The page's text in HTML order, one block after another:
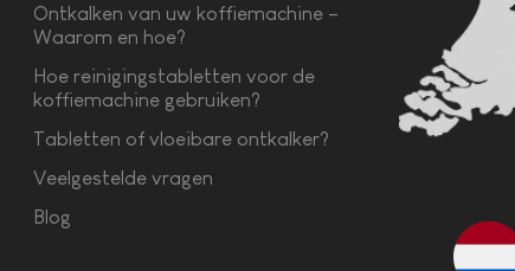
Ontkalken van uw koffiemachine –
Waarom en hoe?
Hoe reinigingstabletten voor de
koffiemachine gebruiken?
Tabletten of vloeibare ontkalker?
Veelgestelde vragen
Blog